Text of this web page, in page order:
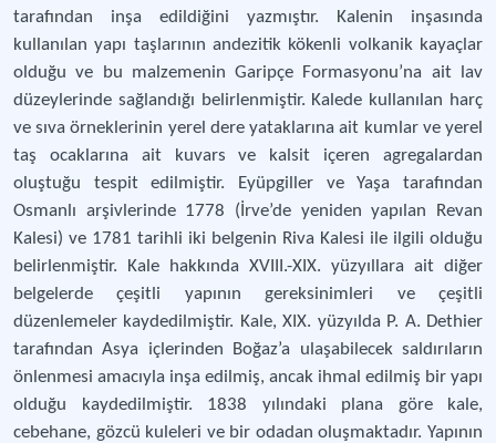
tarafından inşa edildiğini yazmıştır. Kalenin inşasında
kullanılan yapı taşlarının andezitik kökenli volkanik kayaçlar
olduğu ve bu malzemenin Garipçe Formasyonu’na ait lav
düzeylerinde sağlandığı belirlenmiştir. Kalede kullanılan harç
ve sıva örneklerinin yerel dere yataklarına ait kumlar ve yerel
taş ocaklarına ait kuvars ve kalsit içeren agregalardan
oluştuğu tespit edilmiştir. Eyüpgiller ve Yaşa tarafından
Osmanlı arşivlerinde 1778 (İrve’de yeniden yapılan Revan
Kalesi) ve 1781 tarihli iki belgenin Riva Kalesi ile ilgili olduğu
belirlenmiştir. Kale hakkında XVIII.-XIX. yüzyıllara ait diğer
belgelerde çeşitli yapının gereksinimleri ve çeşitli
düzenlemeler kaydedilmiştir. Kale, XIX. yüzyılda P. A. Dethier
tarafından Asya içlerinden Boğaz’a ulaşabilecek saldırıların
önlenmesi amacıyla inşa edilmiş, ancak ihmal edilmiş bir yapı
olduğu kaydedilmiştir. 1838 yılındaki plana göre kale,
cebehane, gözcü kuleleri ve bir odadan oluşmaktadır. Yapının